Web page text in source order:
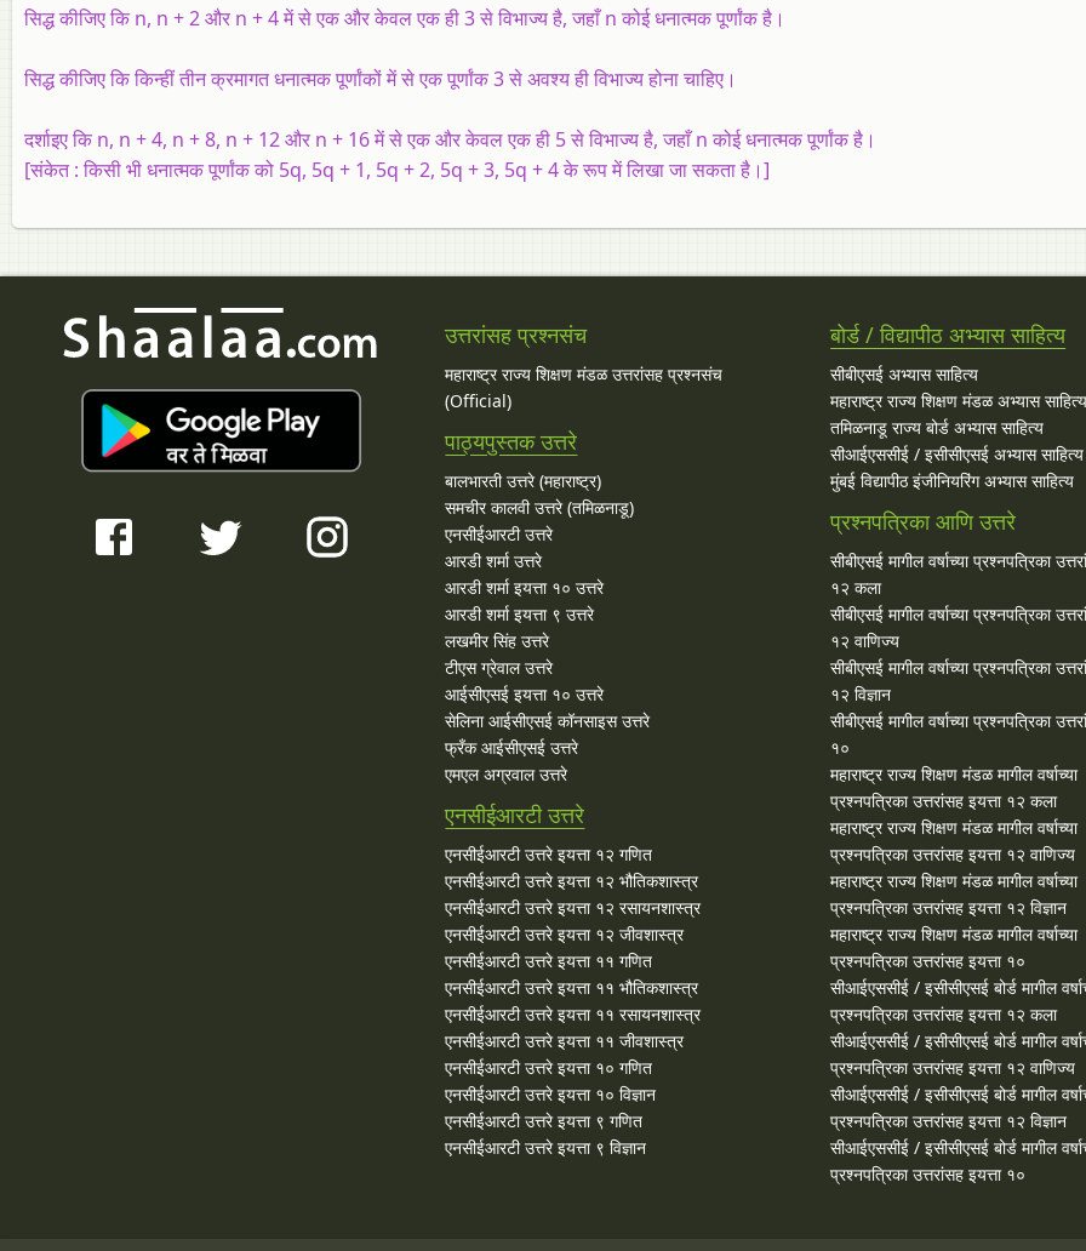
सिद्ध कीजिए कि n, n + 2 और n + 4 में से एक और केवल एक ही 3 से विभाज्य है, जहाँ n कोई धनात्मक पूर्णांक है।
सिद्ध कीजिए कि किन्हीं तीन क्रमागत धनात्मक पूर्णांकों में से एक पूर्णांक 3 से अवश्य ही विभाज्य होना चाहिए।
दर्शाइए कि n, n + 4, n + 8, n + 12 और n + 16 में से एक और केवल एक ही 5 से विभाज्य है, जहाँ n कोई धनात्मक पूर्णांक है।
[संकेत :किसी भी धनात्मक पूर्णांक को 5q, 5q + 1, 5q + 2, 5q + 3, 5q + 4 के रूप में लिखा जा सकता है।]
उत्तरांसह प्रश्नसंच
महाराष्ट्र राज्य शिक्षण मंडळ उत्तरांसह प्रश्नसंच
(Official)
पाठ्यपुस्तक उत्तरे
बालभारती उत्तरे (महाराष्ट्र)
समचीर कालवी उत्तरे (तमिळनाडू)
एनसीईआरटी उत्तरे
आरडी शर्मा उत्तरे
आरडी शर्मा इयत्ता १० उत्तरे
आरडी शर्मा इयत्ता ९ उत्तरे
लखमीर सिंह उत्तरे
टीएस ग्रेवाल उत्तरे
आईसीएसई इयत्ता १० उत्तरे
सेलिना आईसीएसई कॉनसाइस उत्तरे
फ्रँक आईसीएसई उत्तरे
एमएल अग्रवाल उत्तरे
एनसीईआरटी उत्तरे
एनसीईआरटी उत्तरे इयत्ता १२ गणित
एनसीईआरटी उत्तरे इयत्ता १२ भौतिकशास्त्र
एनसीईआरटी उत्तरे इयत्ता १२ रसायनशास्त्र
एनसीईआरटी उत्तरे इयत्ता १२ जीवशास्त्र
एनसीईआरटी उत्तरे इयत्ता ११ गणित
एनसीईआरटी उत्तरे इयत्ता ११ भौतिकशास्त्र
एनसीईआरटी उत्तरे इयत्ता ११ रसायनशास्त्र
एनसीईआरटी उत्तरे इयत्ता ११ जीवशास्त्र
एनसीईआरटी उत्तरे इयत्ता १० गणित
एनसीईआरटी उत्तरे इयत्ता १० विज्ञान
एनसीईआरटी उत्तरे इयत्ता ९ गणित
एनसीईआरटी उत्तरे इयत्ता ९ विज्ञान
बोर्ड / विद्यापीठ अभ्यास साहित्य
सीबीएसई अभ्यास साहित्य
महाराष्ट्र राज्य शिक्षण मंडळ अभ्यास साहित्य
तमिळनाडू राज्य बोर्ड अभ्यास साहित्य
सीआईएससीई / इसीसीएसई अभ्यास साहित्य
मुंबई विद्यापीठ इंजीनियरिंग अभ्यास साहित्य
प्रश्नपत्रिका आणि उत्तरे
सीबीएसई मागील वर्षाच्या प्रश्‍नपत्रिका
१२ कला
सीबीएसई मागील वर्षाच्या प्रश्‍नपत्रिका
१२ वाणिज्य
सीबीएसई मागील वर्षाच्या प्रश्‍नपत्रिका
१२ विज्ञान
सीबीएसई मागील वर्षाच्या प्रश्‍नपत्रिका
१०
महाराष्ट्र राज्य शिक्षण मंडळ मागील वर्षाच्या
प्रश्‍नपत्रिका उत्तरांसह इयत्ता १२ कला
महाराष्ट्र राज्य शिक्षण मंडळ मागील वर्षाच्या
प्रश्‍नपत्रिका उत्तरांसह इयत्ता १२ वाणिज्य
महाराष्ट्र राज्य शिक्षण मंडळ मागील वर्षाच्या
प्रश्‍नपत्रिका उत्तरांसह इयत्ता १२ विज्ञान
महाराष्ट्र राज्य शिक्षण मंडळ मागील वर्षाच्या
प्रश्‍नपत्रिका उत्तरांसह इयत्ता १०
सीआईएससीई / इसीसीएसई बोर्ड मागील
प्रश्‍नपत्रिका उत्तरांसह इयत्ता १२ कला
सीआईएससीई / इसीसीएसई बोर्ड मागील
प्रश्‍नपत्रिका उत्तरांसह इयत्ता १२ वाणिज्य
सीआईएससीई / इसीसीएसई बोर्ड मागील
प्रश्‍नपत्रिका उत्तरांसह इयत्ता १२ विज्ञान
सीआईएससीई / इसीसीएसई बोर्ड मागील
प्रश्‍नपत्रिका उत्तरांसह इयत्ता १०